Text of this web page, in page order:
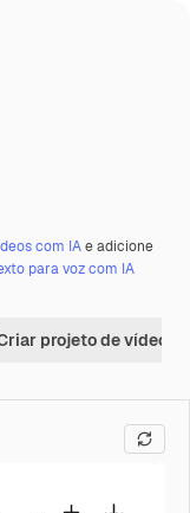
com IAe adicione
para voz com IA
projeto de vídeo